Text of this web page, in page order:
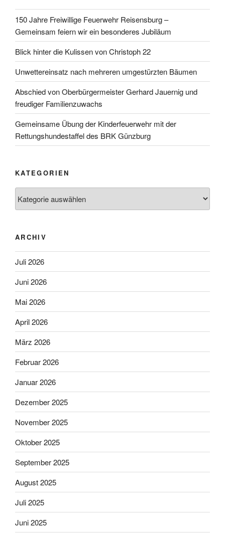
150 Jahre Freiwillige Feuerwehr Reisensburg –
Gemeinsam feiern wir ein besonderes Jubiläum
Blick hinter die Kulissen von Christoph 22
Unwettereinsatz nach mehreren umgestürzten Bäumen
Abschied von Oberbürgermeister Gerhard Jauernig und
freudiger Familienzuwachs
Gemeinsame Übung der Kinderfeuerwehr mit der
Rettungshundestaffel des BRK Günzburg
KATEGORIEN
ARCHIV
Juli 2026
Juni 2026
Mai 2026
April 2026
März 2026
Februar 2026
Januar 2026
Dezember 2025
November 2025
Oktober 2025
September 2025
August 2025
Juli 2025
Juni 2025